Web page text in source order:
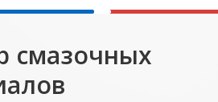
смазочных